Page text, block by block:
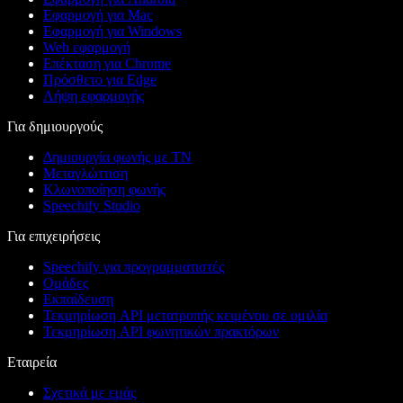
Εφαρμογή για Mac
Εφαρμογή για Windows
Web εφαρμογή
Επέκταση για Chrome
Πρόσθετο για Edge
Λήψη εφαρμογής
Για δημιουργούς
Δημιουργία φωνής με ΤΝ
Μεταγλώττιση
Κλωνοποίηση φωνής
Speechify Studio
Για επιχειρήσεις
Speechify για προγραμματιστές
Ομάδες
Εκπαίδευση
Τεκμηρίωση API μετατροπής κειμένου σε ομιλία
Τεκμηρίωση API φωνητικών πρακτόρων
Εταιρεία
Σχετικά με εμάς